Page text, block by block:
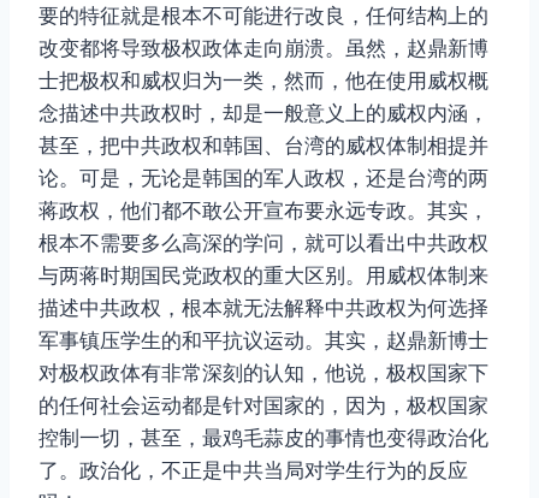
要的特征就是根本不可能进行改良，任何结构上的
改变都将导致极权政体走向崩溃。虽然，赵鼎新博
士把极权和威权归为一类，然而，他在使用威权概
念描述中共政权时，却是一般意义上的威权内涵，
甚至，把中共政权和韩国、台湾的威权体制相提并
论。可是，无论是韩国的军人政权，还是台湾的两
蒋政权，他们都不敢公开宣布要永远专政。其实，
根本不需要多么高深的学问，就可以看出中共政权
与两蒋时期国民党政权的重大区别。用威权体制来
描述中共政权，根本就无法解释中共政权为何选择
军事镇压学生的和平抗议运动。其实，赵鼎新博士
对极权政体有非常深刻的认知，他说，极权国家下
的任何社会运动都是针对国家的，因为，极权国家
控制一切，甚至，最鸡毛蒜皮的事情也变得政治化
了。政治化，不正是中共当局对学生行为的反应